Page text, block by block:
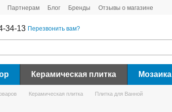
Партнерам Блог Бренды Отзывы о магазине
34-13 Перезвонить вам?
Керамическая плитка Мозаика
Керамическая плитка Плитка для Ванной